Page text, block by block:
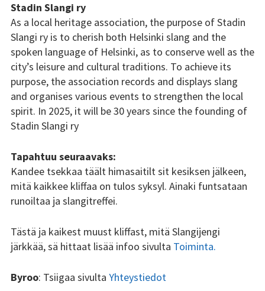
Tsilari 2019
Tsilari 2018
Tsilari 2017
Tsilari 2016
Tsilari 2015
Tsilari 2014
Tsilari 2013
Tsilari 2012
Stadin Friidut ja Stadin
Kundit
Stadin Friidut ja Stadin
Stadin Slangi ry
As a local heritage association, the purpose of Stadin
Slangi ry is to cherish both Helsinki slang and the
spoken language of Helsinki, as to conserve well as the
city’s leisure and cultural traditions. To achieve its
purpose, the association records and displays slang
and organises various events to strengthen the local
spirit. In 2025, it will be 30 years since the founding of
Stadin Slangi ry
Tapahtuu seuraavaks:
Kandee tsekkaa täält himasaitilt sit kesiksen jälkeen,
mitä kaikkee kliffaa on tulos syksyl. Ainaki funtsataan
runoiltaa ja slangitreffei.
Tästä ja kaikest muust kliffast, mitä Slangijengi
järkkää, sä hittaat lisää infoo sivulta Toiminta.
Byroo: Tsiigaa sivulta Yhteystiedot